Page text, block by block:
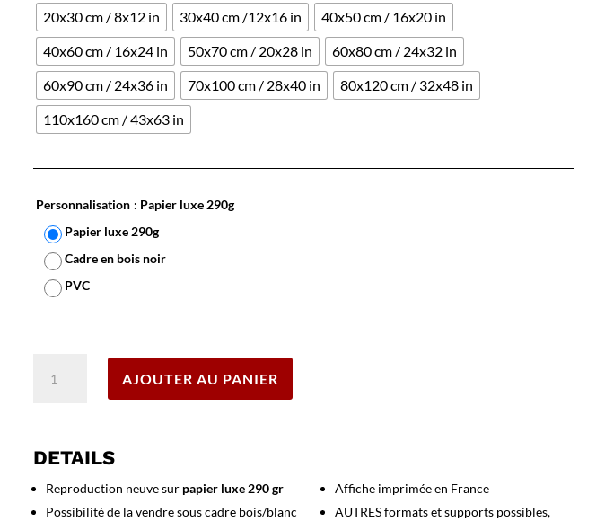
20x30 cm / 8x12 in 30x40 cm /12x16 in
40x50 cm / 16x20 in
40x60 cm / 16x24 in
50x70 cm / 20x28 in
60x80 cm / 24x32 in
60x90 cm / 24x36 in
70x100 cm / 28x40 in
80x120 cm / 32x48 in
110x160 cm / 43x63 in
Personnalisation : Papier luxe 290g
Papier luxe 290g
Cadre en bois noir
PVC
Toros
Dax
-
AJOUTER AU PANIER
DETAILS
Reproduction neuve sur papier luxe 290 gr
Possibilité de la vendre sous cadre bois/blanc
Affiche imprimée en France
AUTRES formats et supports possibles,